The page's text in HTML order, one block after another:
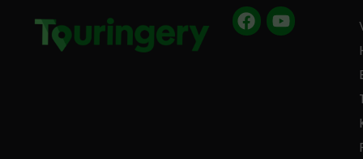
Facebook
Youtube